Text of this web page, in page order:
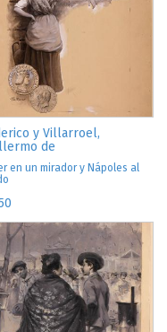
y Villarroel,
de
en un mirador y Nápoles al